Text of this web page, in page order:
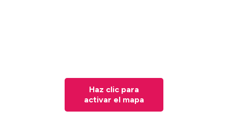
Haz clic para
activar el mapa